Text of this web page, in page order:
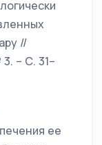
//
– С. 31–
ее